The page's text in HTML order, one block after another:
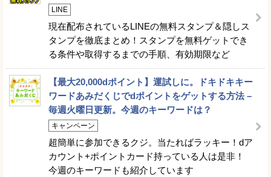
LINE
現在配布されているLINEの無料スタンプ＆隠しス
タンプを徹底まとめ！スタンプを無料ゲットでき
る条件や取得するまでの手順、有効期限など
【最大20,000dポイント】運試しに。ドキドキキー
ワードあみだくじでdポイントをゲットする方法 –
毎週火曜日更新。今週のキーワードは？
キャンペーン
超簡単に参加できるクジ。当たればラッキー！dア
カウント+ポイントカード持っている人は是非！
今週のキーワードも紹介しています